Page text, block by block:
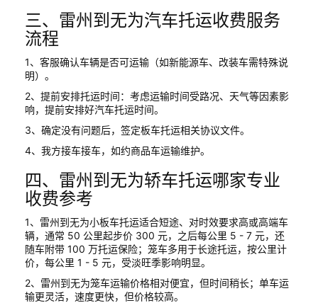
三、雷州到无为汽车托运收费服务
流程
1、客服确认车辆是否可运输（如新能源车、改装车需特殊说
明）。
2、提前安排托运时间：考虑运输时间受路况、天气等因素影
响，提前安排好汽车托运时间。
3、确定没有问题后，签定板车托运相关协议文件。
4、我方接车接车，如约商品车运输维护。
四、雷州到无为轿车托运哪家专业
收费参考
1、雷州到无为小板车托运适合短途、对时效要求高或高端车
辆，通常 50 公里起步价 300 元，之后每公里 5 - 7 元，还
随车附带 100 万托运保险；笼车多用于长途托运，按公里计
价，每公里 1 - 5 元，受淡旺季影响明显。
2、雷州到无为笼车运输价格相对便宜，但时间稍长；单车运
输更灵活，速度更快，但价格较高。